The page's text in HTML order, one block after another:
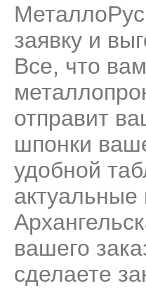
заявку и
Все, что
отправит
шпонки
удобной
вашего
сделаете